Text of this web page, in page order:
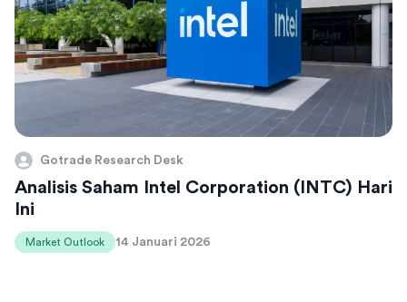
Gotrade Research Desk
Analisis Saham Intel Corporation (INTC) Hari
Ini
Market Outlook 14 Januari 2026